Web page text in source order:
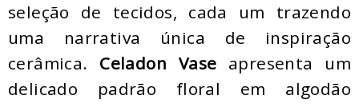
seleção de tecidos, cada um trazendo
uma narrativa única de inspiração
cerâmica. Celadon Vase apresenta um
delicado padrão floral em algodão